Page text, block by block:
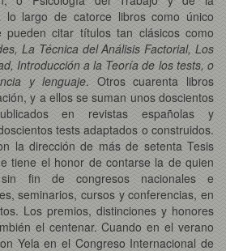
lo largo de catorce libros como único
citar títulos tan clásicos como
La Técnica del Análisis Factorial, Los
Introducción a la Teoría de los tests, o
y lenguaje. Otros cuarenta libros
y a ellos se suman unos doscientos
en revistas españolas y
tests adaptados o construidos.
la dirección de más de setenta Tesis
tiene el honor de contarse la de quien
fin de congresos nacionales e
seminarios, cursos y conferencias, en
Los premios, distinciones y honores
el centenar. Cuando en el verano
Yela en el Congreso Internacional de